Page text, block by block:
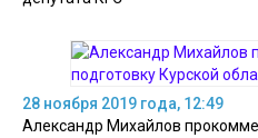
28 ноября 2019 года, 12:49
Александр Михайлов